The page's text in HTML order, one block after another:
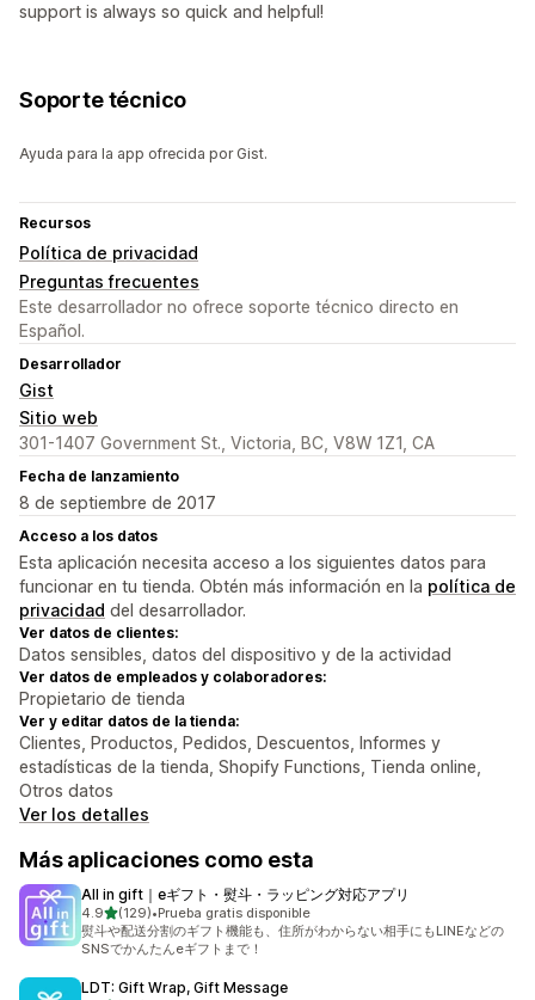
support is always so quick and helpful!
Soporte técnico
Ayuda para la app ofrecida por Gist.
Recursos
Política de privacidad
Preguntas frecuentes
Este desarrollador no ofrece soporte técnico directo en
Español.
Desarrollador
Gist
Sitio web
301-1407 Government St., Victoria, BC, V8W 1Z1, CA
Fecha de lanzamiento
8 de septiembre de 2017
Acceso a los datos
Esta aplicación necesita acceso a los siguientes datos para
funcionar en tu tienda. Obtén más información en la política de
privacidad del desarrollador.
Ver datos de clientes:
Datos sensibles, datos del dispositivo y de la actividad
Ver datos de empleados y colaboradores:
Propietario de tienda
Ver y editar datos de la tienda:
Clientes, Productos, Pedidos, Descuentos, Informes y
estadísticas de la tienda, Shopify Functions, Tienda online,
Otros datos
Ver los detalles
Más aplicaciones como esta
All in gift｜eギフト・熨斗・ラッピング対応アプリ
4.9de 5 estrellas
(129)
129 reseñas en total
•Prueba gratis disponible
熨斗や配送分割のギフト機能も、住所がわからない相手にもLINEなどの
SNSでかんたんeギフトまで！
LDT: Gift Wrap, Gift Message